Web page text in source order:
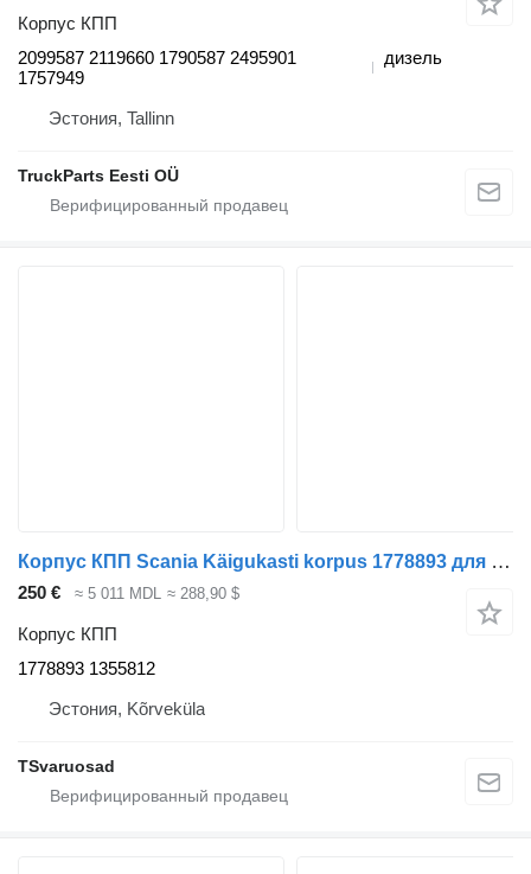
Корпус КПП
2099587 2119660 1790587 2495901
1757949
дизель
Эстония, Tallinn
TruckParts Eesti OÜ
Корпус КПП Scania Käigukasti korpus 1778893 для тягача Scania P230
250 € ≈ 5 011 MDL ≈ 288,90 $
Корпус КПП
1778893 1355812
Эстония, Kõrveküla
TSvaruosad